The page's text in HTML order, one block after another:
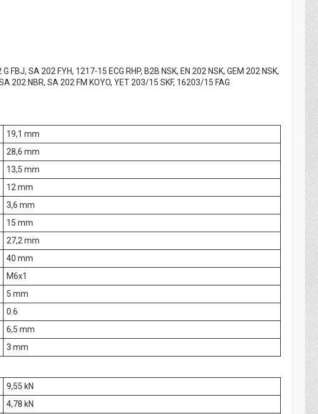
FBJ, SA 202 FYH, 1217-15 ECG RHP, B2B NSK, EN 202 NSK, GEM 202 NSK,
202 NBR, SA 202 FM KOYO, YET 203/15 SKF, 16203/15 FAG
19,1 mm
28,6 mm
13,5 mm
12 mm
3,6 mm
15 mm
27,2 mm
40 mm
M6x1
5 mm
0.6
6,5 mm
3 mm
9,55 kN
4,78 kN